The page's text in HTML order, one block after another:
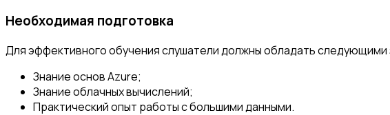
Необходимая подготовка
Для эффективного обучения слушатели должны обладать следующими
Знание основ Azure;
Знание облачных вычислений;
Практический опыт работы с большими данными.